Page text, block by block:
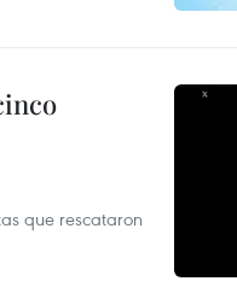
que rescataron